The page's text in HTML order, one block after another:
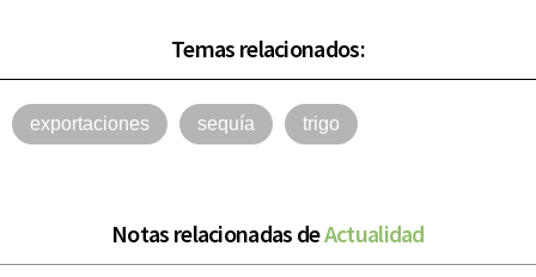
Temas relacionados:
exportaciones sequía trigo
Notas relacionadas deActualidad